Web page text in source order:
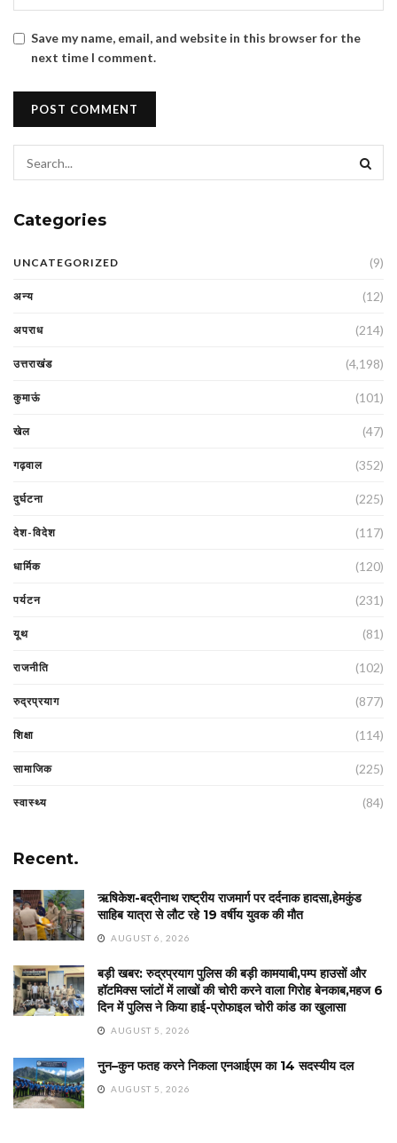
Save my name, email, and website in this browser for the
next time I comment.
Categories
UNCATEGORIZED (9)
अन्य (12)
अपराध (214)
उत्तराखंड (4,198)
कुमाऊं (101)
खेल (47)
गढ़वाल (352)
दुर्घटना (225)
देश-विदेश (117)
धार्मिक (120)
पर्यटन (231)
यूथ (81)
राजनीति (102)
रुद्रप्रयाग (877)
शिक्षा (114)
सामाजिक (225)
स्वास्थ्य (84)
Recent.
ऋषिकेश-बद्रीनाथ राष्ट्रीय राजमार्ग पर दर्दनाक हादसा,हेमकुंड
साहिब यात्रा से लौट रहे 19 वर्षीय युवक की मौत
AUGUST 6, 2026
बड़ी खबर: रुद्रप्रयाग पुलिस की बड़ी कामयाबी,पम्प हाउसों और
हॉटमिक्स प्लांटों में लाखों की चोरी करने वाला गिरोह बेनकाब,महज 6
दिन में पुलिस ने किया हाई-प्रोफाइल चोरी कांड का खुलासा
AUGUST 5, 2026
नुन–कुन फतह करने निकला एनआईएम का 14 सदस्यीय दल
AUGUST 5, 2026